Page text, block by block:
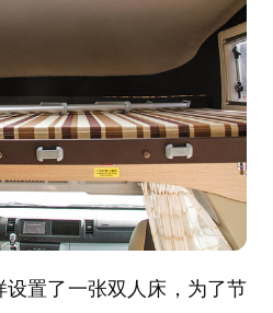
置了一张双人床，为了节